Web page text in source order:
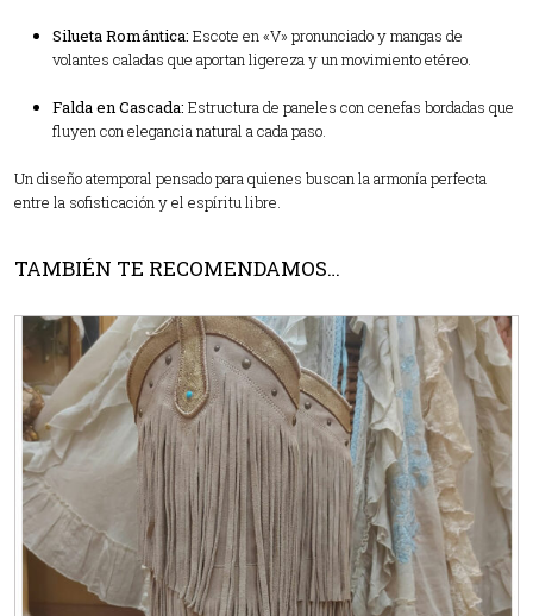
Silueta Romántica: Escote en «V» pronunciado y mangas de
volantes caladas que aportan ligereza y un movimiento etéreo.
Falda en Cascada: Estructura de paneles con cenefas bordadas que
fluyen con elegancia natural a cada paso.
Un diseño atemporal pensado para quienes buscan la armonía perfecta
entre la sofisticación y el espíritu libre.
TAMBIÉN TE RECOMENDAMOS…